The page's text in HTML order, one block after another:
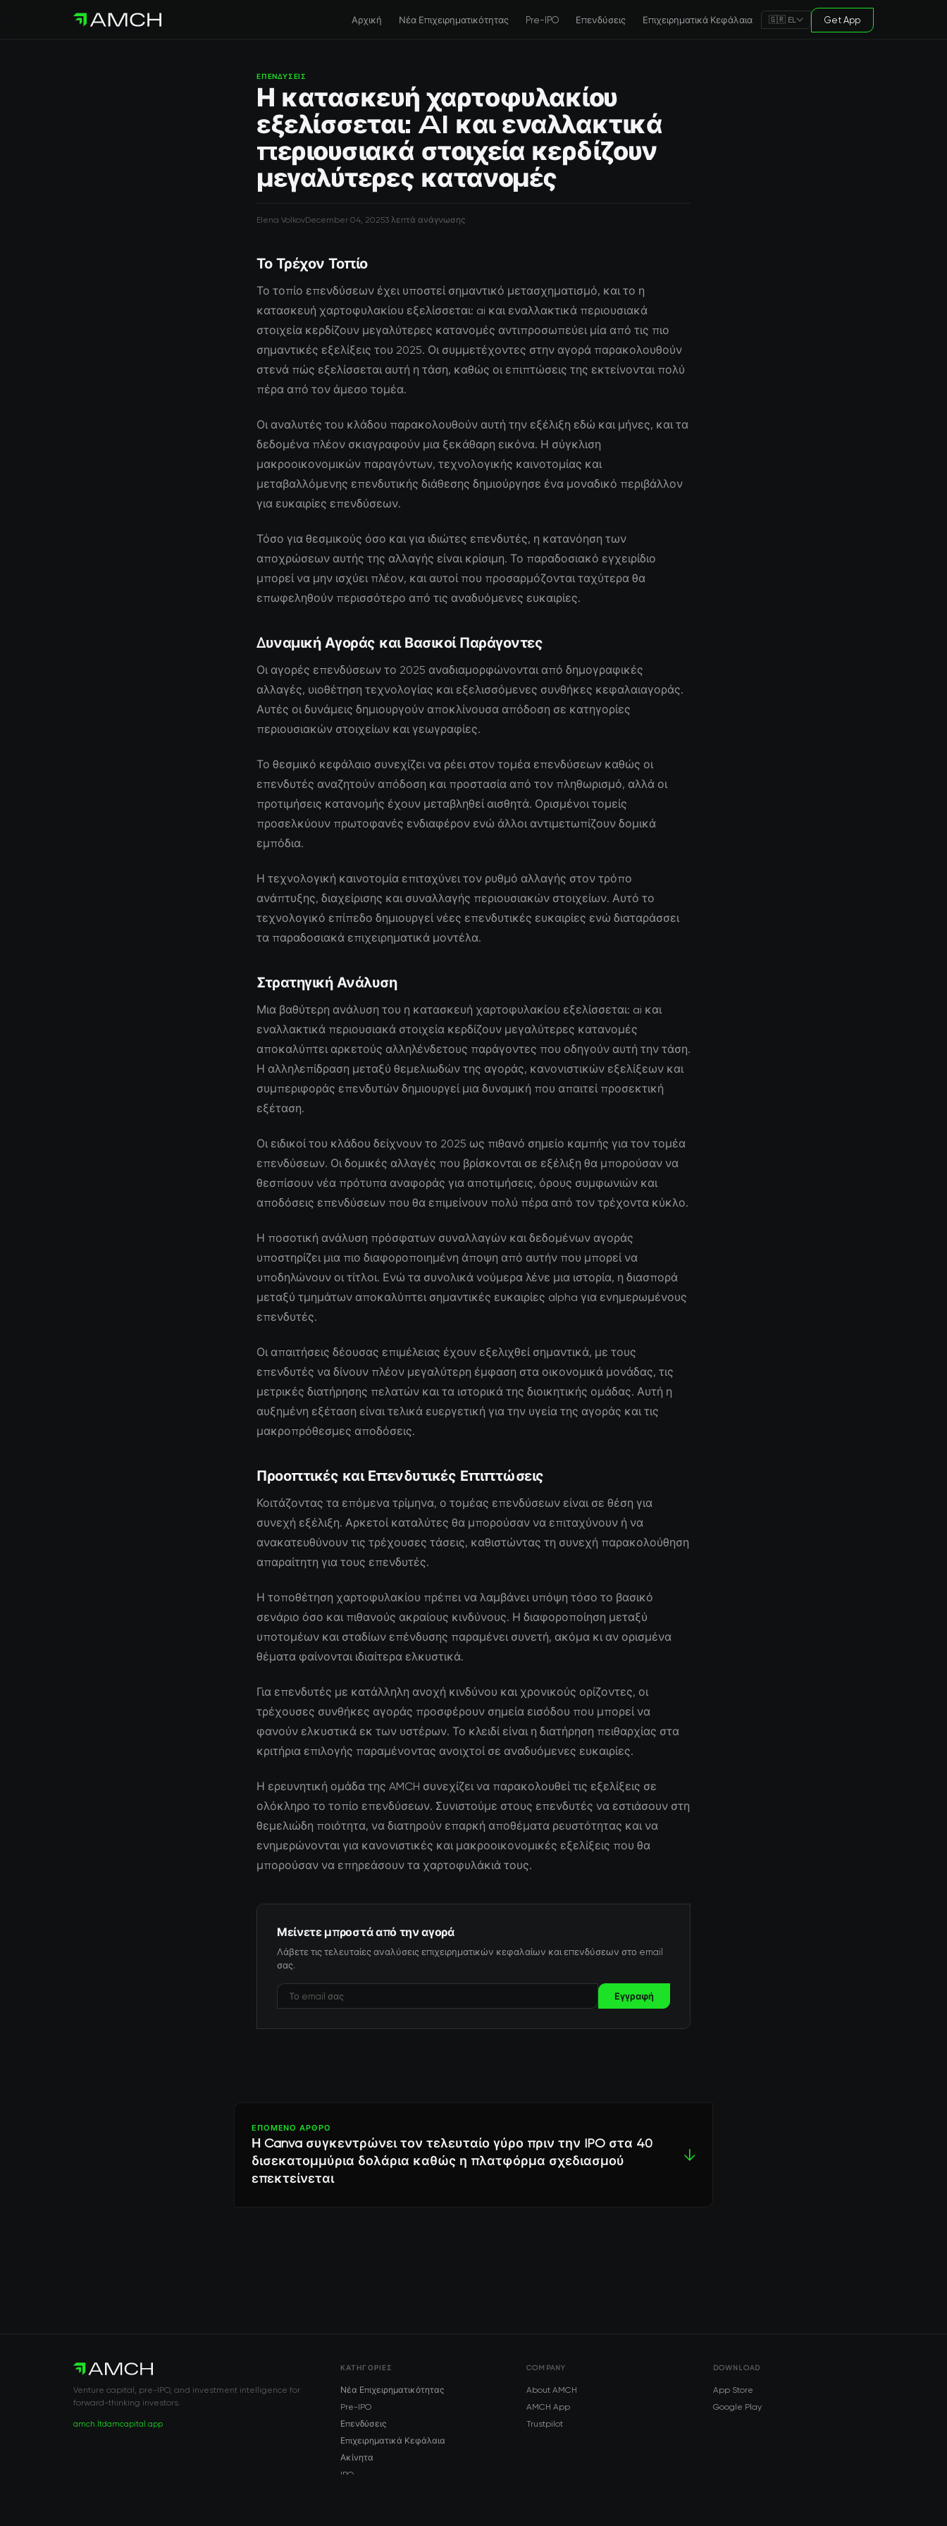
Αρχική Νέα Επιχειρηματικότητας Pre-IPO Επενδύσεις Επιχειρηματικά Κεφάλαια 🇬🇷 EL Get App
ΕΠΕΝΔΎΣΕΙΣ
Η κατασκευή χαρτοφυλακίου
εξελίσσεται: AI και εναλλακτικά
περιουσιακά στοιχεία κερδίζουν
μεγαλύτερες κατανομές
Elena VolkovDecember 04, 20253 λεπτά ανάγνωσης
Το Τρέχον Τοπίο
Το τοπίο επενδύσεων έχει υποστεί σημαντικό μετασχηματισμό, και το η
κατασκευή χαρτοφυλακίου εξελίσσεται: ai και εναλλακτικά περιουσιακά
στοιχεία κερδίζουν μεγαλύτερες κατανομές αντιπροσωπεύει μία από τις πιο
σημαντικές εξελίξεις του 2025. Οι συμμετέχοντες στην αγορά παρακολουθούν
στενά πώς εξελίσσεται αυτή η τάση, καθώς οι επιπτώσεις της εκτείνονται πολύ
πέρα από τον άμεσο τομέα.
Οι αναλυτές του κλάδου παρακολουθούν αυτή την εξέλιξη εδώ και μήνες, και τα
δεδομένα πλέον σκιαγραφούν μια ξεκάθαρη εικόνα. Η σύγκλιση
μακροοικονομικών παραγόντων, τεχνολογικής καινοτομίας και
μεταβαλλόμενης επενδυτικής διάθεσης δημιούργησε ένα μοναδικό περιβάλλον
για ευκαιρίες επενδύσεων.
Τόσο για θεσμικούς όσο και για ιδιώτες επενδυτές, η κατανόηση των
αποχρώσεων αυτής της αλλαγής είναι κρίσιμη. Το παραδοσιακό εγχειρίδιο
μπορεί να μην ισχύει πλέον, και αυτοί που προσαρμόζονται ταχύτερα θα
επωφεληθούν περισσότερο από τις αναδυόμενες ευκαιρίες.
Δυναμική Αγοράς και Βασικοί Παράγοντες
Οι αγορές επενδύσεων το 2025 αναδιαμορφώνονται από δημογραφικές
αλλαγές, υιοθέτηση τεχνολογίας και εξελισσόμενες συνθήκες κεφαλαιαγοράς.
Αυτές οι δυνάμεις δημιουργούν αποκλίνουσα απόδοση σε κατηγορίες
περιουσιακών στοιχείων και γεωγραφίες.
Το θεσμικό κεφάλαιο συνεχίζει να ρέει στον τομέα επενδύσεων καθώς οι
επενδυτές αναζητούν απόδοση και προστασία από τον πληθωρισμό, αλλά οι
προτιμήσεις κατανομής έχουν μεταβληθεί αισθητά. Ορισμένοι τομείς
προσελκύουν πρωτοφανές ενδιαφέρον ενώ άλλοι αντιμετωπίζουν δομικά
εμπόδια.
Η τεχνολογική καινοτομία επιταχύνει τον ρυθμό αλλαγής στον τρόπο
ανάπτυξης, διαχείρισης και συναλλαγής περιουσιακών στοιχείων. Αυτό το
τεχνολογικό επίπεδο δημιουργεί νέες επενδυτικές ευκαιρίες ενώ διαταράσσει
τα παραδοσιακά επιχειρηματικά μοντέλα.
Στρατηγική Ανάλυση
Μια βαθύτερη ανάλυση του η κατασκευή χαρτοφυλακίου εξελίσσεται: ai και
εναλλακτικά περιουσιακά στοιχεία κερδίζουν μεγαλύτερες κατανομές
αποκαλύπτει αρκετούς αλληλένδετους παράγοντες που οδηγούν αυτή την τάση.
Η αλληλεπίδραση μεταξύ θεμελιωδών της αγοράς, κανονιστικών εξελίξεων και
συμπεριφοράς επενδυτών δημιουργεί μια δυναμική που απαιτεί προσεκτική
εξέταση.
Οι ειδικοί του κλάδου δείχνουν το 2025 ως πιθανό σημείο καμπής για τον τομέα
επενδύσεων. Οι δομικές αλλαγές που βρίσκονται σε εξέλιξη θα μπορούσαν να
θεσπίσουν νέα πρότυπα αναφοράς για αποτιμήσεις, όρους συμφωνιών και
αποδόσεις επενδύσεων που θα επιμείνουν πολύ πέρα από τον τρέχοντα κύκλο.
Η ποσοτική ανάλυση πρόσφατων συναλλαγών και δεδομένων αγοράς
υποστηρίζει μια πιο διαφοροποιημένη άποψη από αυτήν που μπορεί να
υποδηλώνουν οι τίτλοι. Ενώ τα συνολικά νούμερα λένε μια ιστορία, η διασπορά
μεταξύ τμημάτων αποκαλύπτει σημαντικές ευκαιρίες alpha για ενημερωμένους
επενδυτές.
Οι απαιτήσεις δέουσας επιμέλειας έχουν εξελιχθεί σημαντικά, με τους
επενδυτές να δίνουν πλέον μεγαλύτερη έμφαση στα οικονομικά μονάδας, τις
μετρικές διατήρησης πελατών και τα ιστορικά της διοικητικής ομάδας. Αυτή η
αυξημένη εξέταση είναι τελικά ευεργετική για την υγεία της αγοράς και τις
μακροπρόθεσμες αποδόσεις.
Προοπτικές και Επενδυτικές Επιπτώσεις
Κοιτάζοντας τα επόμενα τρίμηνα, ο τομέας επενδύσεων είναι σε θέση για
συνεχή εξέλιξη. Αρκετοί καταλύτες θα μπορούσαν να επιταχύνουν ή να
ανακατευθύνουν τις τρέχουσες τάσεις, καθιστώντας τη συνεχή παρακολούθηση
απαραίτητη για τους επενδυτές.
Η τοποθέτηση χαρτοφυλακίου πρέπει να λαμβάνει υπόψη τόσο το βασικό
σενάριο όσο και πιθανούς ακραίους κινδύνους. Η διαφοροποίηση μεταξύ
υποτομέων και σταδίων επένδυσης παραμένει συνετή, ακόμα κι αν ορισμένα
θέματα φαίνονται ιδιαίτερα ελκυστικά.
Για επενδυτές με κατάλληλη ανοχή κινδύνου και χρονικούς ορίζοντες, οι
τρέχουσες συνθήκες αγοράς προσφέρουν σημεία εισόδου που μπορεί να
φανούν ελκυστικά εκ των υστέρων. Το κλειδί είναι η διατήρηση πειθαρχίας στα
κριτήρια επιλογής παραμένοντας ανοιχτοί σε αναδυόμενες ευκαιρίες.
Η ερευνητική ομάδα της AMCH συνεχίζει να παρακολουθεί τις εξελίξεις σε
ολόκληρο το τοπίο επενδύσεων. Συνιστούμε στους επενδυτές να εστιάσουν στη
θεμελιώδη ποιότητα, να διατηρούν επαρκή αποθέματα ρευστότητας και να
ενημερώνονται για κανονιστικές και μακροοικονομικές εξελίξεις που θα
μπορούσαν να επηρεάσουν τα χαρτοφυλάκιά τους.
Μείνετε μπροστά από την αγορά
Λάβετε τις τελευταίες αναλύσεις επιχειρηματικών κεφαλαίων και επενδύσεων στο email
σας.
Εγγραφή
ΕΠΌΜΕΝΟ ΆΡΘΡΟ
Η Canva συγκεντρώνει τον τελευταίο γύρο πριν την IPO στα 40
δισεκατομμύρια δολάρια καθώς η πλατφόρμα σχεδιασμού
επεκτείνεται
↓
Venture capital, pre-IPO, and investment intelligence for
forward-thinking investors.
amch.ltdamcapital.app
ΚΑΤΗΓΟΡΊΕΣ
Νέα Επιχειρηματικότητας
Pre-IPO
Επενδύσεις
Επιχειρηματικά Κεφάλαια
Ακίνητα
IPO
COMPANY
About AMCH
AMCH App
Trustpilot
DOWNLOAD
App Store
Google Play